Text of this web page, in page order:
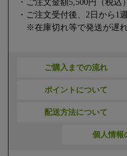
・ご注文金額5,500円（税
・ご注文受付後、2日から1
※在庫切れ等で発送が遅れ
ご購入までの流れ
ポイントについて
配送方法について
個人情報